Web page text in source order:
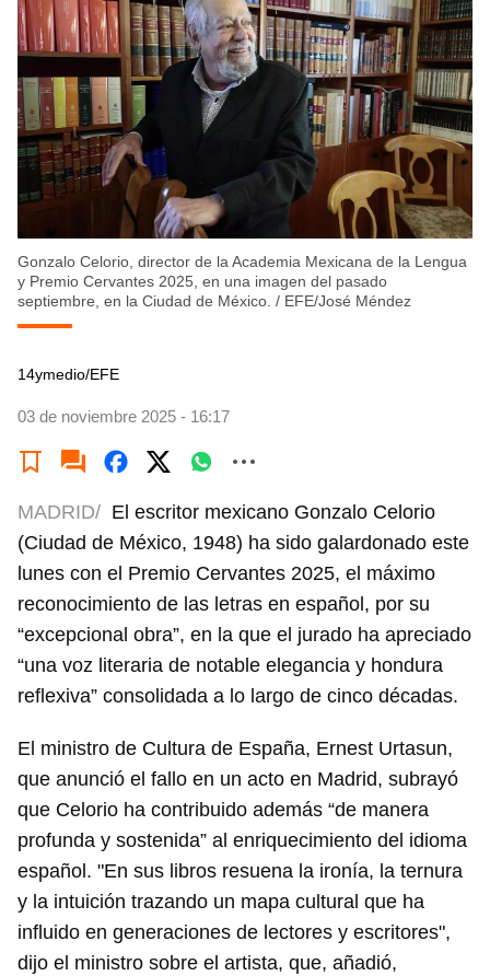
Gonzalo Celorio, director de la Academia Mexicana de la Lengua
y Premio Cervantes 2025, en una imagen del pasado
septiembre, en la Ciudad de México. / EFE/José Méndez
14ymedio/EFE
03 de noviembre 2025 - 16:17
MADRID/ El escritor mexicano Gonzalo Celorio
(Ciudad de México, 1948) ha sido galardonado este
lunes con el Premio Cervantes 2025, el máximo
reconocimiento de las letras en español, por su
“excepcional obra”, en la que el jurado ha apreciado
“una voz literaria de notable elegancia y hondura
reflexiva” consolidada a lo largo de cinco décadas.
El ministro de Cultura de España, Ernest Urtasun,
que anunció el fallo en un acto en Madrid, subrayó
que Celorio ha contribuido además “de manera
profunda y sostenida” al enriquecimiento del idioma
español. "En sus libros resuena la ironía, la ternura
y la intuición trazando un mapa cultural que ha
influido en generaciones de lectores y escritores",
dijo el ministro sobre el artista, que, añadió,